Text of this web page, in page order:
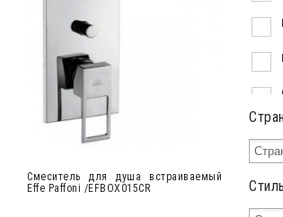
Cмеситель для душа встраиваемый
Effe Paffoni /EFBOX015CR
Стиль